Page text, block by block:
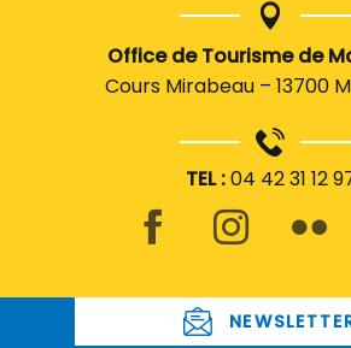
Office de Tourisme de
Cours Mirabeau – 13700
TEL :04 42 31 12